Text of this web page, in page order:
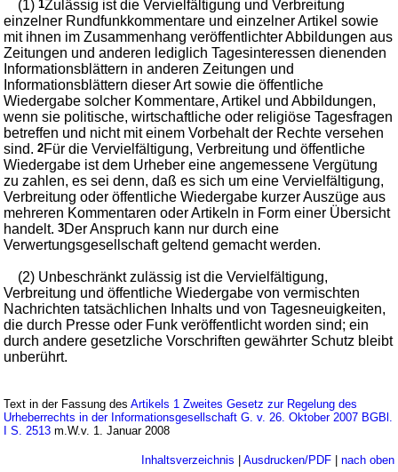
(1)1Zulässig ist die Vervielfältigung und Verbreitung
einzelner Rundfunkkommentare und einzelner Artikel sowie
mit ihnen im Zusammenhang veröffentlichter Abbildungen aus
Zeitungen und anderen lediglich Tagesinteressen dienenden
Informationsblättern in anderen Zeitungen und
Informationsblättern dieser Art sowie die öffentliche
Wiedergabe solcher Kommentare, Artikel und Abbildungen,
wenn sie politische, wirtschaftliche oder religiöse Tagesfragen
betreffen und nicht mit einem Vorbehalt der Rechte versehen
sind.2Für die Vervielfältigung, Verbreitung und öffentliche
Wiedergabe ist dem Urheber eine angemessene Vergütung
zu zahlen, es sei denn, daß es sich um eine Vervielfältigung,
Verbreitung oder öffentliche Wiedergabe kurzer Auszüge aus
mehreren Kommentaren oder Artikeln in Form einer Übersicht
handelt.3Der Anspruch kann nur durch eine
Verwertungsgesellschaft geltend gemacht werden.
(2) Unbeschränkt zulässig ist die Vervielfältigung,
Verbreitung und öffentliche Wiedergabe von vermischten
Nachrichten tatsächlichen Inhalts und von Tagesneuigkeiten,
die durch Presse oder Funk veröffentlicht worden sind; ein
durch andere gesetzliche Vorschriften gewährter Schutz bleibt
unberührt.
Text in der Fassung desArtikels 1 Zweites Gesetz zur Regelung des
Urheberrechts in der Informationsgesellschaft G. v. 26. Oktober 2007 BGBl.
I S. 2513 m.W.v. 1. Januar 2008
Inhaltsverzeichnis | Ausdrucken/PDF| nach oben